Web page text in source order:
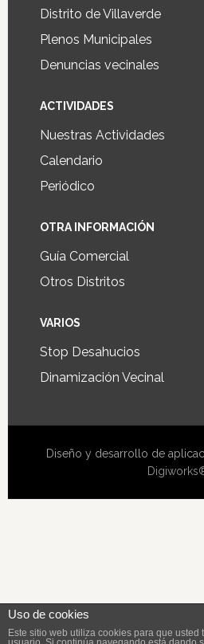
Distrito de Villaverde
Plenos Municipales
Denuncias vecinales
ACTIVIDADES
Nuestras Actividades
Calendario
Periódico
OTRA INFORMACIÓN
Guía Comercial
Otros Distritos
VARIOS
Stop Desahucios
Dinamización Vecinal
Diseño y desarrollo de
Uso de cookies
Este sitio web utiliza cookies para que